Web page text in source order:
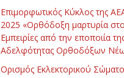
Επιμορφωτικός Κύκλος της
2025 «Ορθόδοξη μαρτυρία
Εμπειρίες από την εποποιία
Αδελφότητας Ορθοδόξων
Ορισμός Εκλεκτορικού